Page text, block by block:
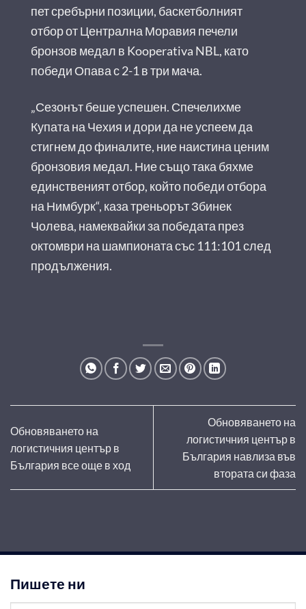
пет сребърни позиции, баскетболният
отбор от Централна Моравия печели
бронзов медал в Kooperativa NBL, като
победи Опава с 2-1 в три мача.
„Сезонът беше успешен. Спечелихме
Купата на Чехия и дори да не успеем да
стигнем до финалите, ние наистина ценим
бронзовия медал. Ние също така бяхме
единственият отбор, който победи отбора
на Нимбурк“, каза треньорът Збинек
Чолева, намеквайки за победата през
октомври на шампионата със 111:101 след
продължения.
Обновяването на
логистичния център в
България все още в ход
Обновяването на
логистичния център в
България навлиза във
втората си фаза
Пишете ни